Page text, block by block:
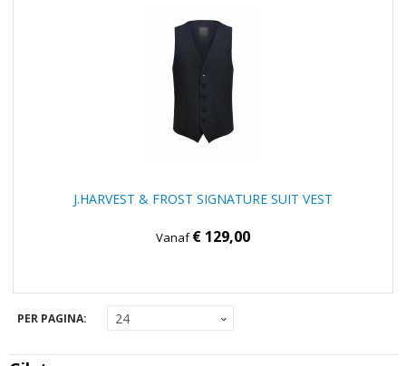
J.HARVEST & FROST SIGNATURE SUIT VEST
Vanaf€ 129,00
PER PAGINA: